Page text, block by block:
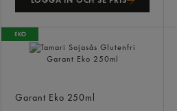
Garant Eko 250ml